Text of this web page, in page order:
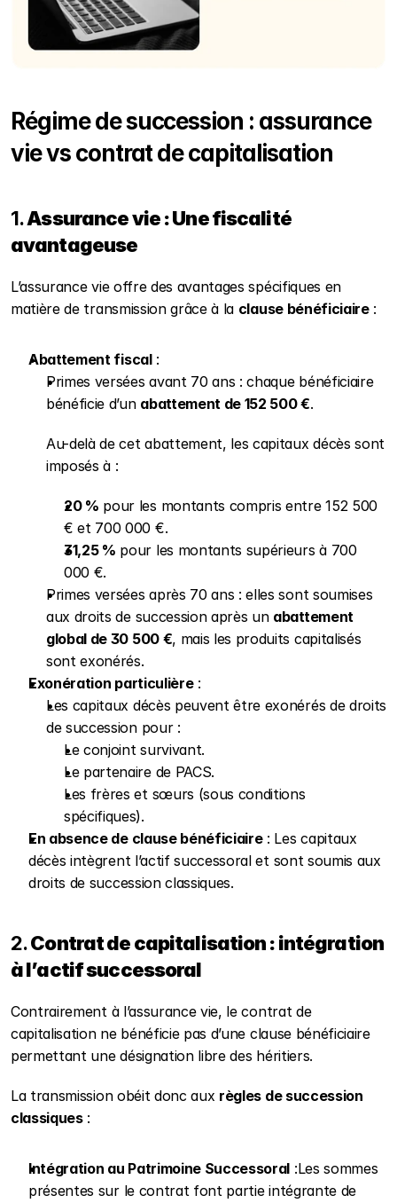
Régime de succession : assurance
vie vs contrat de capitalisation
1. Assurance vie : Une fiscalité
avantageuse
L’assurance vie offre des avantages spécifiques en
matière de transmission grâce à la clause bénéficiaire :
Abattement fiscal :
Primes versées avant 70 ans : chaque bénéficiaire
bénéficie d’un abattement de 152 500 €.
Au-delà de cet abattement, les capitaux décès sont
imposés à :
20 % pour les montants compris entre 152 500
€ et 700 000 €.
31,25 % pour les montants supérieurs à 700
000 €.
Primes versées après 70 ans : elles sont soumises
aux droits de succession après un abattement
global de 30 500 €, mais les produits capitalisés
sont exonérés.
Exonération particulière :
Les capitaux décès peuvent être exonérés de droits
de succession pour :
Le conjoint survivant.
Le partenaire de PACS.
Les frères et sœurs (sous conditions
spécifiques).
En absence de clause bénéficiaire : Les capitaux
décès intègrent l’actif successoral et sont soumis aux
droits de succession classiques.
2. Contrat de capitalisation : intégration
à l’actif successoral
Contrairement à l’assurance vie, le contrat de
capitalisation ne bénéficie pas d’une clause bénéficiaire
permettant une désignation libre des héritiers.
La transmission obéit donc aux règles de succession
classiques :
Intégration au Patrimoine Successoral :Les sommes
présentes sur le contrat font partie intégrante de